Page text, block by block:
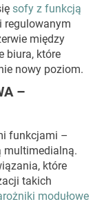
sofy z funkcją
regulowanym
między
biura, które
nowy poziom.
–
funkcjami –
multimedialną.
które
takich
modułowe